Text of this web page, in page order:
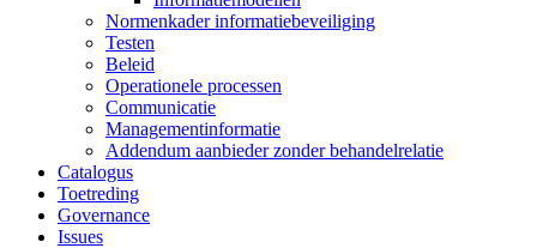
Normenkader informatiebeveiliging
Testen
Beleid
Operationele processen
Communicatie
Managementinformatie
Addendum aanbieder zonder behandelrelatie
Catalogus
Toetreding
Governance
Issues